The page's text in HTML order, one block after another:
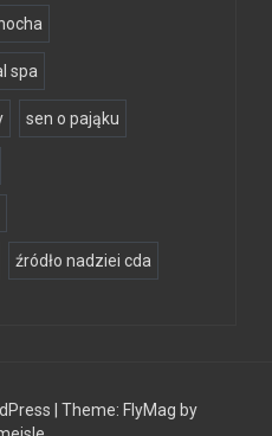
spa
sen o pająku
źródło nadziei cda
Theme: FlyMag by